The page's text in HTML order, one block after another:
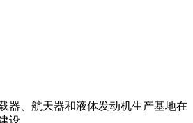
器、航天器和液体发动机生产基地在
设